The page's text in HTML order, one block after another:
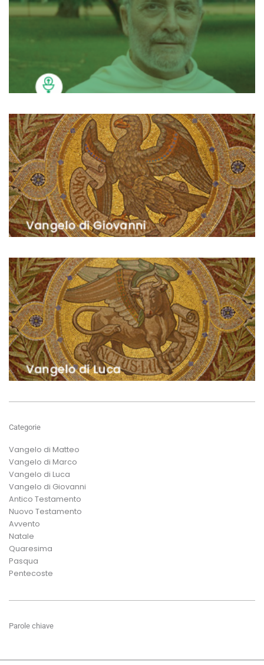
Categorie
Vangelo di Matteo
Vangelo di Marco
Vangelo di Luca
Vangelo di Giovanni
Antico Testamento
Nuovo Testamento
Avvento
Natale
Quaresima
Pasqua
Pentecoste
Parole chiave